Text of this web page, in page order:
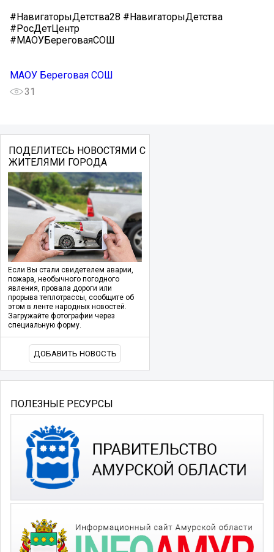
#НавигаторыДетства28 #НавигаторыДетства
#РосДетЦентр
#МАОУБереговаяСОШ
МАОУ Береговая СОШ
31
ПОДЕЛИТЕСЬ НОВОСТЯМИ С
ЖИТЕЛЯМИ ГОРОДА
Если Вы стали свидетелем аварии,
пожара, необычного погодного
явления, провала дороги или
прорыва теплотрассы, сообщите об
этом в ленте народных новостей.
Загружайте фотографии через
специальную форму.
ДОБАВИТЬ НОВОСТЬ
ПОЛЕЗНЫЕ РЕСУРСЫ